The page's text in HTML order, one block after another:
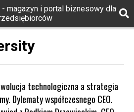
magazyn i portal biznesowy dla
technologiczna a strategia
Dylematy współczesnego CEO.